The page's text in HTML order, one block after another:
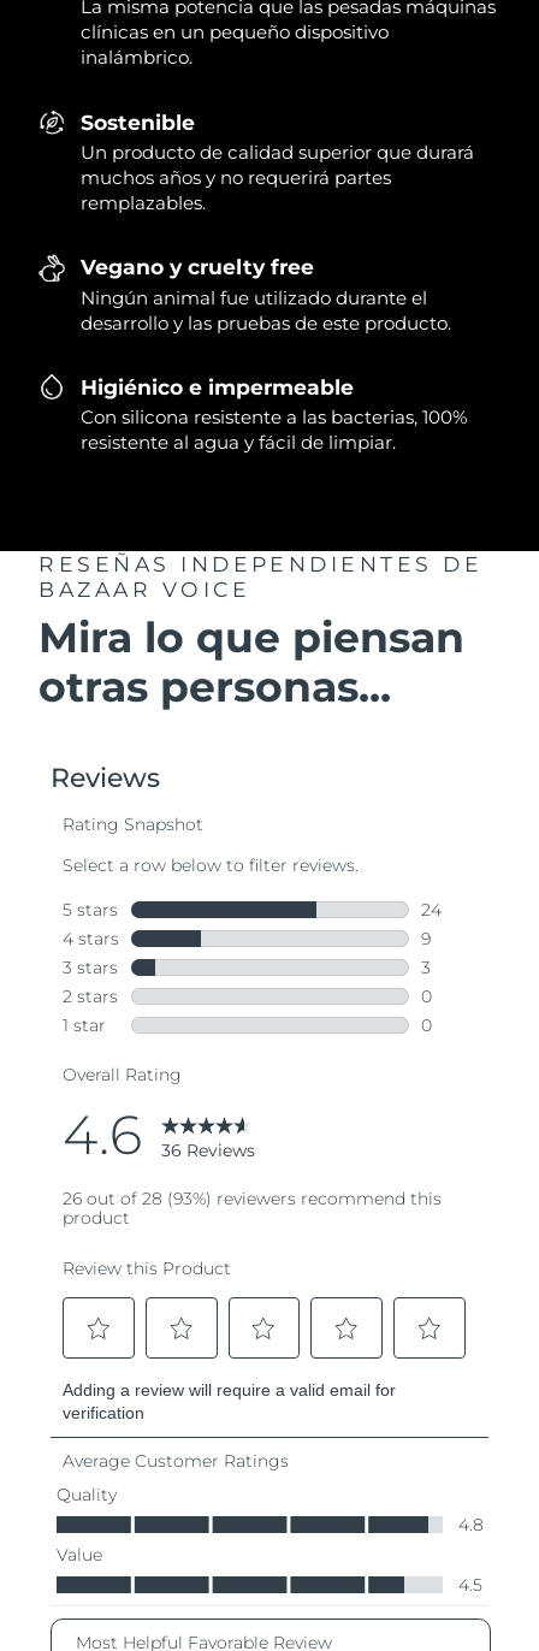
La misma potencia que las pesadas máquinas
clínicas en un pequeño dispositivo
inalámbrico.
Sostenible
Un producto de calidad superior que durará
muchos años y no requerirá partes
remplazables.
Vegano y cruelty free
Ningún animal fue utilizado durante el
desarrollo y las pruebas de este producto.
Higiénico e impermeable
Con silicona resistente a las bacterias, 100%
resistente al agua y fácil de limpiar.
RESEÑAS INDEPENDIENTES
DE
BAZAAR VOICE
Mira lo que piensan
otras personas...